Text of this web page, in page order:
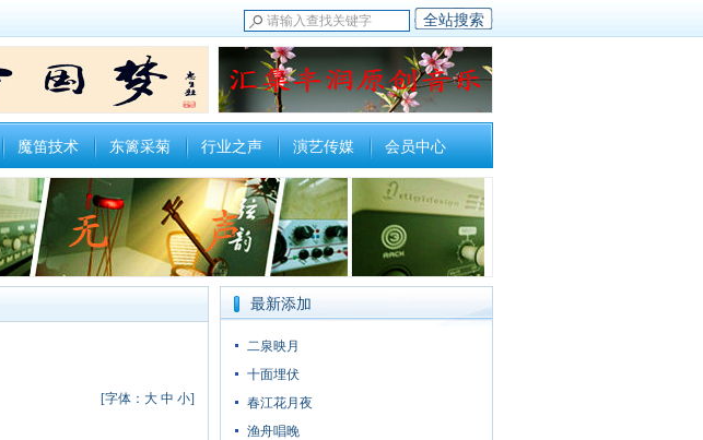
魔笛技术 东篱采菊 行业之声 演艺传媒 会员中心
[字体： 大 中 小]
最新添加
二泉映月
十面埋伏
春江花月夜
渔舟唱晚